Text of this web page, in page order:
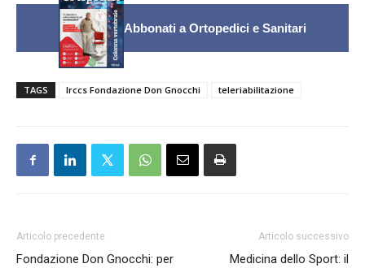
Abbonati a Ortopedici e Sanitari
TAGS Irccs Fondazione Don Gnocchi teleriabilitazione
Articolo precedente
Fondazione Don Gnocchi: per
Articolo successivo
Medicina dello Sport: il